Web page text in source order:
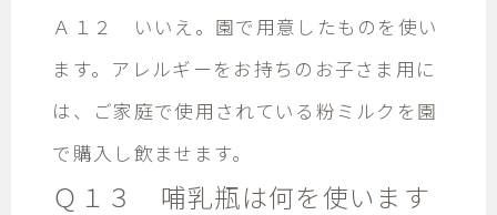
Ａ１２ いいえ。園で用意したものを使い
ます。アレルギーをお持ちのお子さま用に
は、ご家庭で使用されている粉ミルクを園
で購入し飲ませます。
Ｑ１３ 哺乳瓶は何を使います